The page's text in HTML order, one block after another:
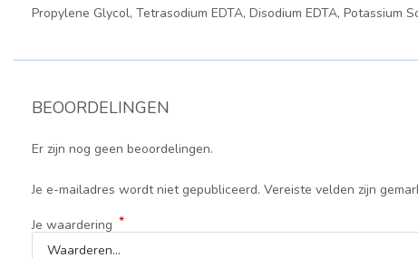
Propylene Glycol, Tetrasodium EDTA, Disodium EDTA, Potassium
BEOORDELINGEN
Er zijn nog geen beoordelingen.
Je e-mailadres wordt niet gepubliceerd. Vereiste velden zijn
Je waardering *